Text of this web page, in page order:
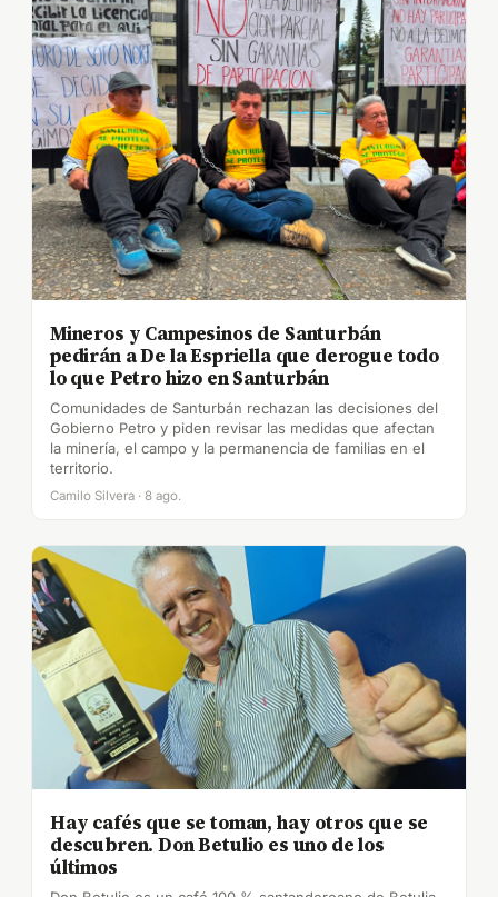
Mineros y Campesinos de Santurbán
pedirán a De la Espriella que derogue todo
lo que Petro hizo en Santurbán
Comunidades de Santurbán rechazan las decisiones del
Gobierno Petro y piden revisar las medidas que afectan
la minería, el campo y la permanencia de familias en el
territorio.
Camilo Silvera · 8 ago.
Hay cafés que se toman, hay otros que se
descubren. Don Betulio es uno de los
últimos